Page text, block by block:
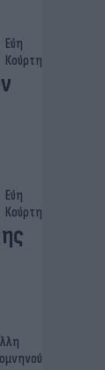
Εύη
Κούρτη
Εύη
Κούρτη